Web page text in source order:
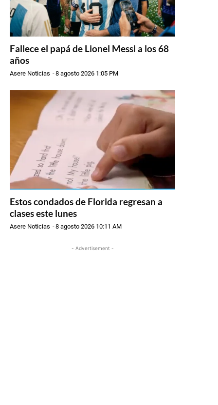
Fallece el papá de Lionel Messi a los 68
años
Asere Noticias -8 agosto 2026 1:05 PM
Estos condados de Florida regresan a
clases este lunes
Asere Noticias -8 agosto 2026 10:11 AM
- Advertisement -